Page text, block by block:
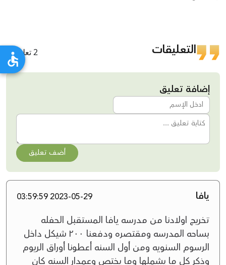
التعليقات 2 تعليقات
إضافة تعليق
أضف تعليق
يافا 2023-05-29 03:59:59
تخريج اولادنا من مدرسه يافا المستقبل الحفله
بساحه المدرسه ومقتصره ودفعنا ٢٠٠ شيكل داخل
الرسوم السنويه ومن أول السنه أعطونا أوراق الريوم
وذكر كل ما يشملها وما يختص وعمدار السنه كان